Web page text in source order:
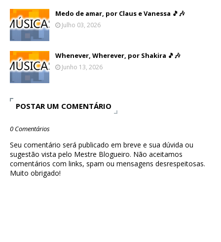
Medo de amar, por Claus e Vanessa 🎵🎶
Julho 03, 2026
Whenever, Wherever, por Shakira 🎵🎶
Junho 13, 2026
POSTAR UM COMENTÁRIO
0 Comentários
Seu comentário será publicado em breve e sua dúvida ou
sugestão vista pelo Mestre Blogueiro. Não aceitamos
comentários com links, spam ou mensagens desrespeitosas.
Muito obrigado!